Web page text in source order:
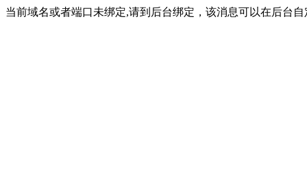
当前域名或者端口未绑定,请到后台绑定，该消息可以在后台自